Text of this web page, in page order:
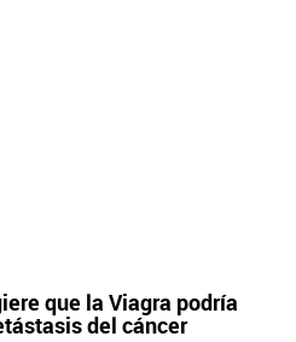
que la Viagra podría
del cáncer